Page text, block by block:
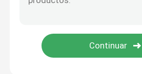
Productos químicos fluorados